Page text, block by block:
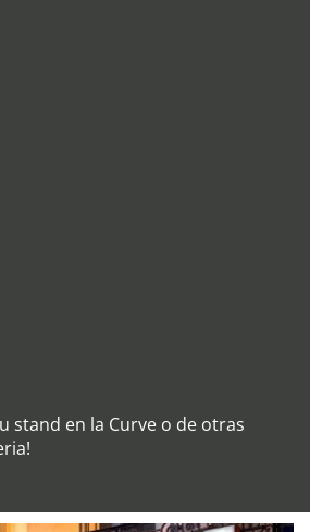
stand en la Curve o de otras